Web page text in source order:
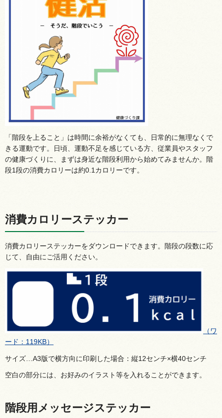
「階段を上ること」は時間に余裕がなくても、日常的に無理なくで
きる運動です。日頃、運動不足を感じている方、従業員やスタッフ
の健康づくりに、まずは身近な階段利用から始めてみませんか。階
段1段の消費カロリーは約0.1カロリーです。
消費カロリーステッカー
消費カロリーステッカーをダウンロードできます。階段の段数に応
じて、自由にご活用ください。
（ワ
ード：119KB）
サイズ…A3版で横方向に印刷した場合：縦12センチ×横40センチ
空白の部分には、お好みのイラスト等を入れることができます。
階段用メッセージステッカー